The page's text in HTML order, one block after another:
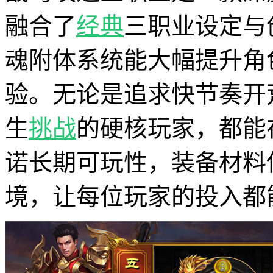
融合了经典三职业设定
魂附体系统能大幅提升
验。无论是追求快节奏
生挑战的硬核玩家，都
诺长期可玩性，装备材
境，让每位玩家的投入